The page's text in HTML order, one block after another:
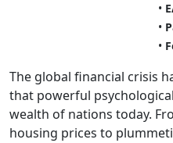
The global financial crisis
that powerful
wealth of nations today.
housing prices to